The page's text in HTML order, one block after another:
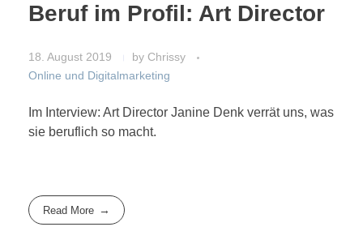
Beruf im Profil: Art Director
18. August 2019 by Chrissy
Online und Digitalmarketing
Im Interview: Art Director Janine Denk verrät uns, was
sie beruflich so macht.
Read More